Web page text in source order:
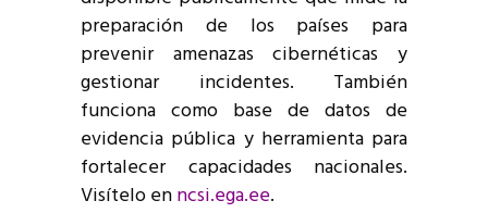
preparación de los países para
prevenir amenazas cibernéticas y
gestionar incidentes. También
funciona como base de datos de
evidencia pública y herramienta para
fortalecer capacidades nacionales.
Visítelo enncsi.ega.ee.